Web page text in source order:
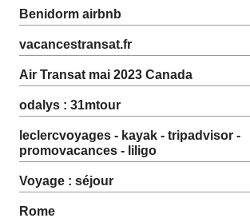
Benidorm airbnb
vacancestransat.fr
Air Transat mai 2023 Canada
odalys : 31mtour
leclercvoyages - kayak - tripadvisor -
promovacances - liligo
Voyage : séjour
Rome